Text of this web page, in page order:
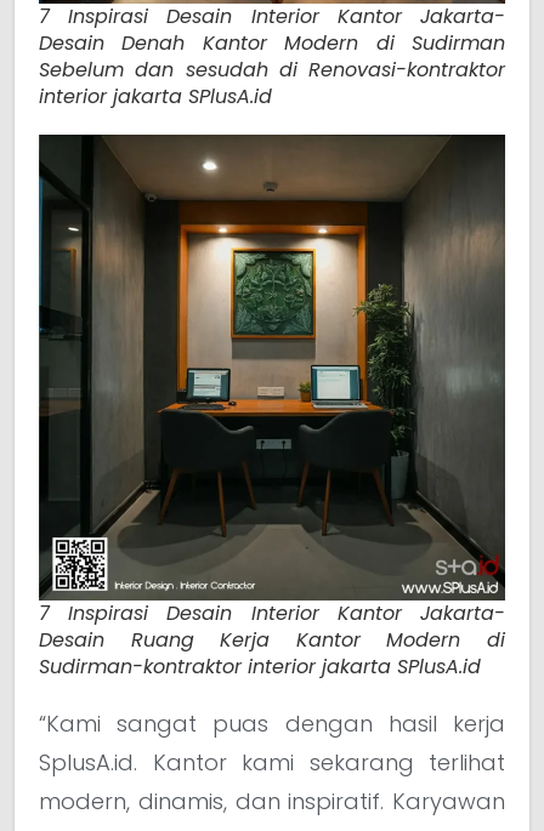
7 Inspirasi Desain Interior Kantor Jakarta-
Desain Denah Kantor Modern di Sudirman
Sebelum dan sesudah di Renovasi-kontraktor
interior jakarta SPlusA.id
7 Inspirasi Desain Interior Kantor Jakarta-
Desain Ruang Kerja Kantor Modern di
Sudirman-kontraktor interior jakarta SPlusA.id
“Kami sangat puas dengan hasil kerja
SplusA.id. Kantor kami sekarang terlihat
modern, dinamis, dan inspiratif. Karyawan